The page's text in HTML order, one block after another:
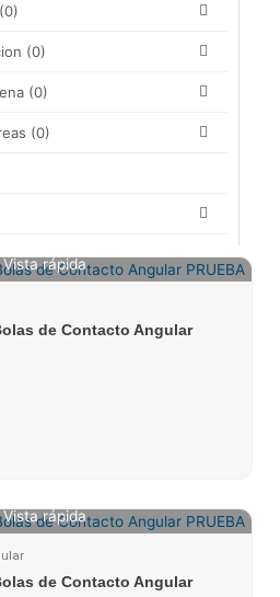
(0)
(0)
(0)
(0)
Vista rápida
de Contacto Angular
Vista rápida
de Contacto Angular